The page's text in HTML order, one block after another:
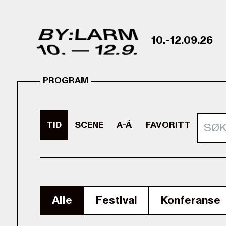
10.-12.09.26
PROGRAM
TID SCENE A-Å FAVORITT Søk
Alle Festival Konferanse